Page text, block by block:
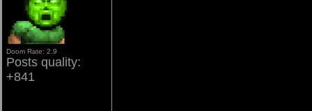
Doom Rate: 2.9
Posts quality:
+841